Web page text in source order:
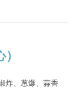
炸、蔥爆、蒜香